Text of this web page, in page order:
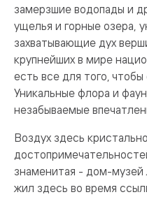
замерзшие водопады и
ущелья и горные озера,
захватывающие дух
крупнейших в мире
есть все для того, чтобы
Уникальные флора и
незабываемые
Воздух здесь
знаменитая - дом-музей
жил здесь во время